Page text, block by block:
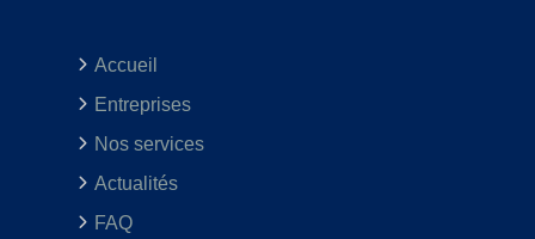
Accueil
Entreprises
Nos services
Actualités
FAQ